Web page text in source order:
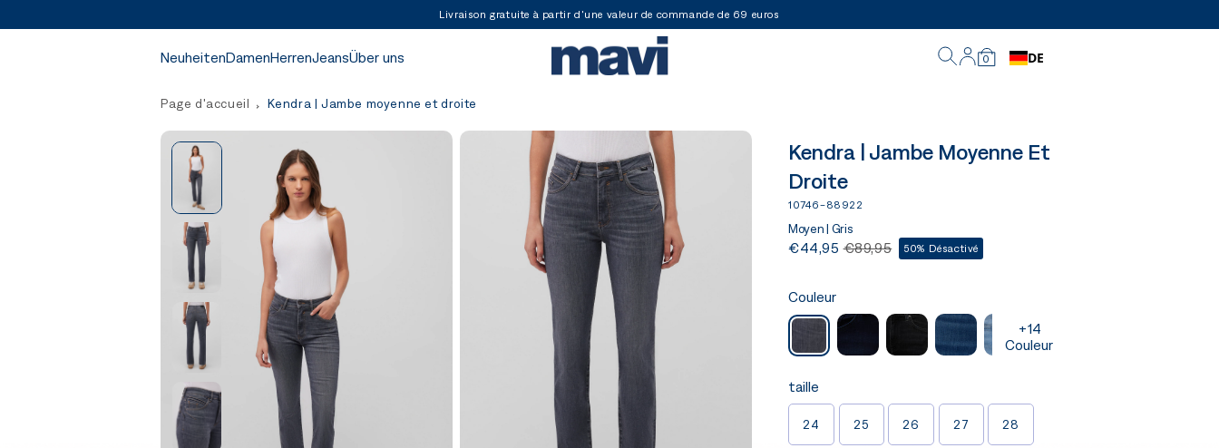
Livraison gratuite à partir d'une valeur de commande de 69 euros
NeuheitenDamenHerrenJeansÜber uns 0 DE
Page d'accueil Kendra | Jambe moyenne et droite
Kendra | Jambe Moyenne Et
Droite
10746-88922
Moyen | Gris
€44,95 €89,95 50% Désactivé
Couleur
+14
Couleur
taille
24 25 26 27 28